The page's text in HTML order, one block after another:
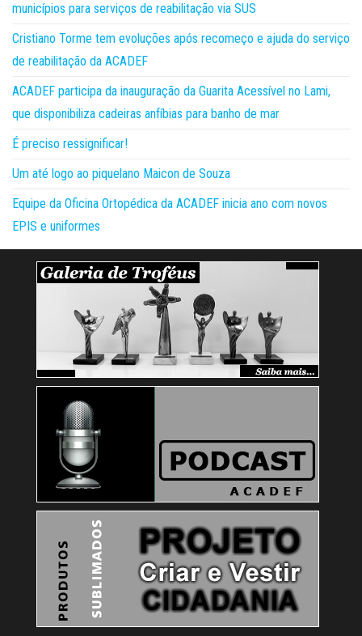
municípios para serviços de reabilitação via SUS
Cristiano Torme tem evoluções após recomeço e ajuda do serviço
de reabilitação da ACADEF
ACADEF participa da inauguração da Guarita Acessível no Lami,
que disponibiliza cadeiras anfíbias para banho de mar
É preciso ressignificar!
Um até logo ao piquelano Maicon de Souza
Equipe da Oficina Ortopédica da ACADEF inicia ano com novos
EPIS e uniformes